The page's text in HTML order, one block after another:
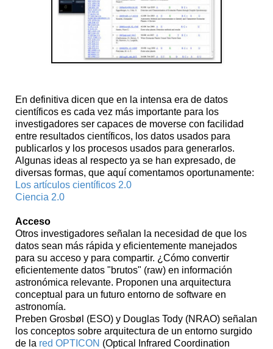
En definitiva dicen que en la intensa era de datos
científicos es cada vez más importante para los
investigadores ser capaces de moverse con facilidad
entre resultados científicos, los datos usados para
publicarlos y los procesos usados para generarlos.
Algunas ideas al respecto ya se han expresado, de
diversas formas, que aquí comentamos oportunamente:
Los artículos científicos 2.0
Ciencia 2.0
Acceso
Otros investigadores señalan la necesidad de que los
datos sean más rápida y eficientemente manejados
para su acceso y para compartir. ¿Cómo convertir
eficientemente datos "brutos" (raw) en información
astronómica relevante. Proponen una arquitectura
conceptual para un futuro entorno de software en
astronomía.
Preben Grosbøl (ESO) y Douglas Tody (NRAO) señalan
los conceptos sobre arquitectura de un entorno surgido
de la red OPTICON (Optical Infrared Coordination